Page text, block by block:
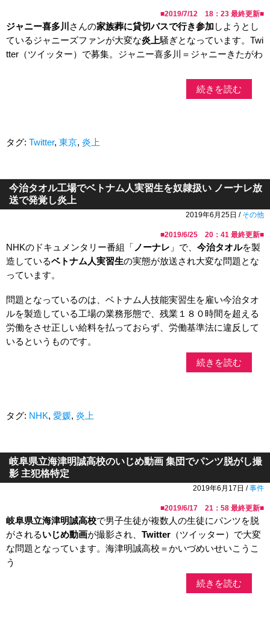
■2019/7/12 18：23 最終更新■
ジャニー喜多川 さんの家族葬に貸切バスで行き参加 しようとし
ているジャニーズファンが大変な炎上騒ぎとなっています。Twi
tter（ツイッター）で募集。ジャニー喜多川＝ジャニーきたがわ
続きを読む
タグ: Twitter, 東京, 炎上
今治タオル工場でベトナム人実習生を奴隷扱い ノーナレ放
送で発覚し炎上
2019年6月25日 / その他
■2019/6/25 20：41 最終更新■
NHKのドキュメンタリー番組「 ノーナレ 」で、 今治タオルを製
造しているベトナム人実習生の実態が放送され大変な問題とな
っています。
問題となっているのは、ベトナム人技能実習生を雇い今治タオ
ルを製造している工場の業務形態で、残業１８０時間を超える
労働をさせ正しい給料を払っておらず、労働基準法に違反して
いるというものです。
続きを読む
タグ: NHK, 愛媛, 炎上
岐阜県立海津明誠高校のいじめ動画 集団でパンツ脱がし撮
影 主犯格特定
2019年6月17日 /事件
■2019/6/17 21：58 最終更新■
岐阜県立海津明誠高校で男子生徒が複数人の生徒にパンツを脱
がされるいじめ動画が撮影され、 Twitter （ツイッター）で大変
な問題となっています。海津明誠高校＝かいづめいせいこうこ
う
続きを読む